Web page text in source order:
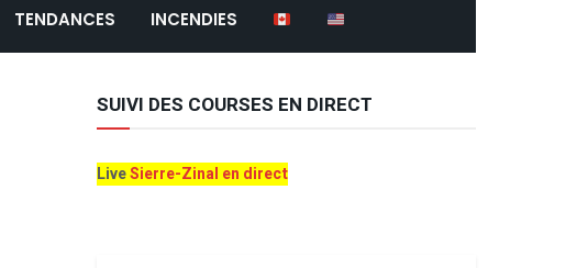
TENDANCES INCENDIES
SUIVI DES COURSES EN DIRECT
LiveSierre-Zinal en direct